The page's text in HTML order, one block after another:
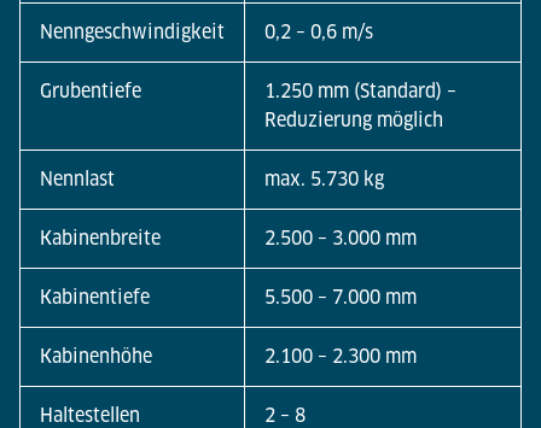
Nenngeschwindigkeit 0,2 – 0,6 m/s
Grubentiefe
1.250 mm (Standard) –
Reduzierung möglich
Nennlast max. 5.730 kg
Kabinenbreite 2.500 – 3.000 mm
Kabinentiefe 5.500 – 7.000 mm
Kabinenhöhe 2.100 – 2.300 mm
Haltestellen 2 – 8